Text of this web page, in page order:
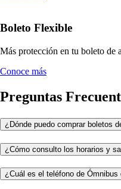
Boleto Flexible
Más protección en tu boleto de
Conoce más
Preguntas
¿Dónde puedo comprar boletos
¿Cómo consulto los horarios y
¿Cuál es el teléfono de